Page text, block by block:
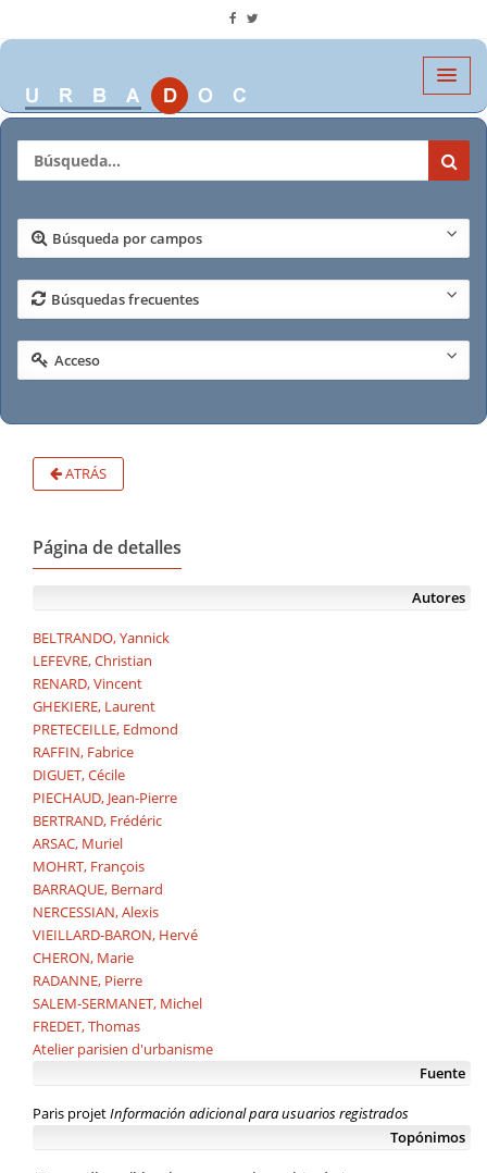
Búsqueda por campos
Búsquedas frecuentes
Acceso
ATRÁS
Página de detalles
Autores
BELTRANDO, Yannick
LEFEVRE, Christian
RENARD, Vincent
GHEKIERE, Laurent
PRETECEILLE, Edmond
RAFFIN, Fabrice
DIGUET, Cécile
PIECHAUD, Jean-Pierre
BERTRAND, Frédéric
ARSAC, Muriel
MOHRT, François
BARRAQUE, Bernard
NERCESSIAN, Alexis
VIEILLARD-BARON, Hervé
CHERON, Marie
RADANNE, Pierre
SALEM-SERMANET, Michel
FREDET, Thomas
Atelier parisien d'urbanisme
Fuente
Paris projetInformación adicional para usuarios registrados
Topónimos